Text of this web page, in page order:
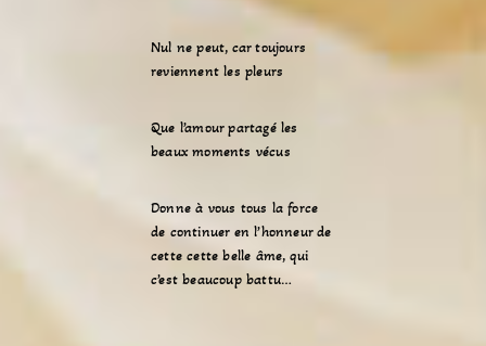
Nul ne peut, car toujours
reviennent les pleurs
Que l’amour partagé les
beaux moments vécus
Donne à vous tous la force
de continuer en l’honneur de
cette cette belle âme, qui
c’est beaucoup battu…